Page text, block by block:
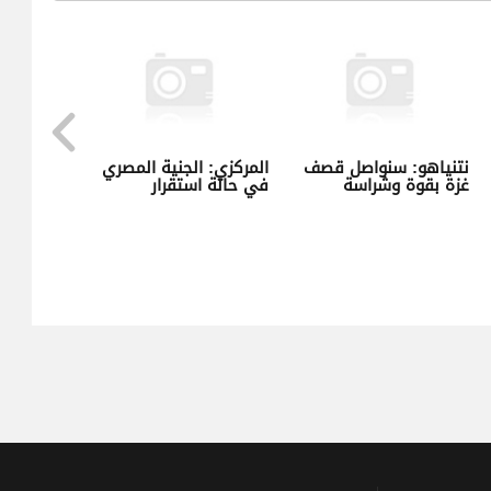
المركزي: الجنية
في حالة استقرار
نتنياهو: سنواصل قصف
غزة بقوة وشراسة
لوزير
منعك لـ”مطلوب
يمنع الأغنية من